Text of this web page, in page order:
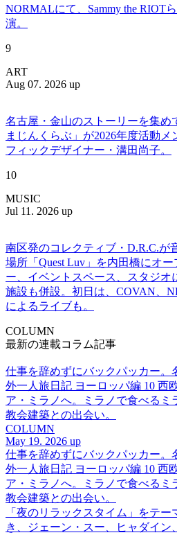
NORMALにて、Sammy the RIOT
演。
9
ART
Aug 07. 2026 up
名古屋・金山のストーリーを集め
まじんくらぶ」が2026年度活動
フィックデザイナー・溝田尚子。
10
MUSIC
Jul 11. 2026 up
南区発のコレクティブ・D.R.C.が
場所「Quest Luv」を内田橋にオ
ー、イベントスペース、スタジオ
施設も併設。初日は、COVAN、
によるライブも。
COLUMN
最新の連載コラム記事
仕事を辞めずにバックパッカー。
外一人旅日記 ヨーロッパ編 10 西
ア・ミラノへ。ミラノで食べるミ
教会建築との出会い。
COLUMN
May 19. 2026 up
仕事を辞めずにバックパッカー。
外一人旅日記 ヨーロッパ編 10 西
ア・ミラノへ。ミラノで食べるミ
教会建築との出会い。
「夜のリラックスタイム」をテ
き、ジェーン・スー、ヒャダイ